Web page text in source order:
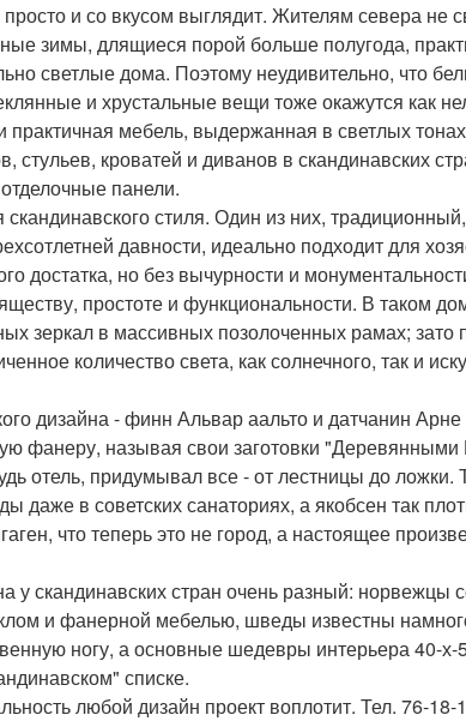
и со вкусом выглядит. Жителям севера не
зимы, длящиеся порой больше полугода,
светлые дома. Поэтому неудивительно, что
и хрустальные вещи тоже окажутся как
практичная мебель, выдержанная в светлых
стульев, кроватей и диванов в скандинавских
панели.
стиля. Один из них,
давности, идеально подходит для
достатка, но без вычурности и
простоте и функциональности. В таком
зеркал в массивных позолоченных рамах; зато
количество света, как солнечного, так и
дизайна - финн Альвар аальто и датчанин
фанеру, называя свои заготовки
отель, придумывал все - от лестницы до ложки.
даже в советских санаториях, а якобсен так
что теперь это не город, а настоящее
у скандинавских стран очень разный: норвежцы
и фанерной мебелью, шведы известны
ногу, а основные шедевры интерьера 40-
списке.
любой дизайн проект воплотит. Тел. 76-18-